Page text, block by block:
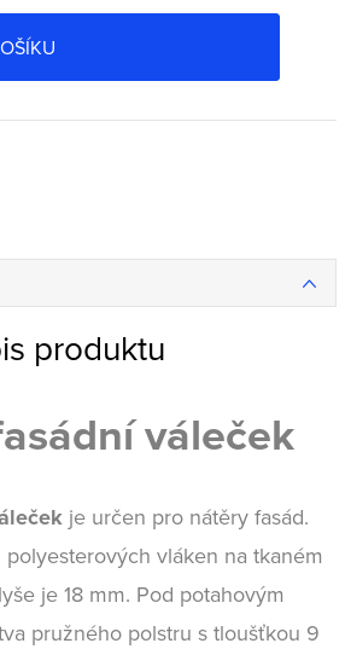
produktu
váleček
je určen pro nátěry fasád.
vláken na tkaném
je 18 mm. Pod potahovým
pružného polstru s tloušťkou 9